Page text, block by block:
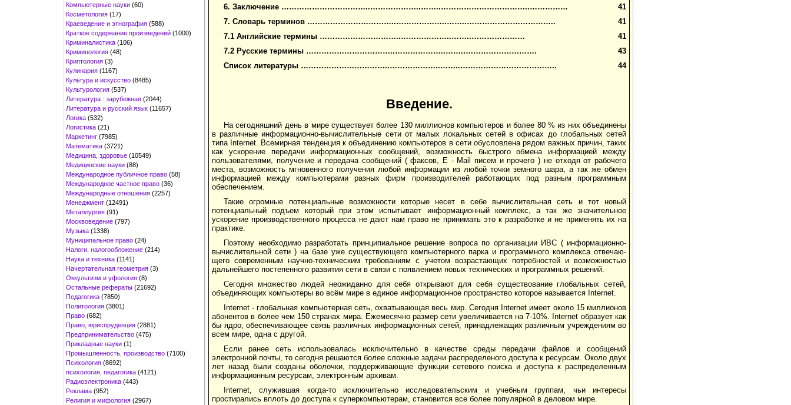
Компьютерные науки (60)
Косметология (17)
Краеведение и этнография (588)
Краткое содержание произведений (1000)
Криминалистика (106)
Криминология (48)
Криптология (3)
Кулинария (1167)
Культура и искусство (8485)
Культурология (537)
Литература : зарубежная (2044)
Литература и русский язык (11657)
Логика (532)
Логистика (21)
Маркетинг (7985)
Математика (3721)
Медицина, здоровье (10549)
Медицинские науки (88)
Международное публичное право (58)
Международное частное право (36)
Международные отношения (2257)
Менеджмент (12491)
Металлургия (91)
Москвоведение (797)
Музыка (1338)
Муниципальное право (24)
Налоги, налогообложение (214)
Наука и техника (1141)
Начертательная геометрия (3)
Оккультизм и уфология (8)
Остальные рефераты (21692)
Педагогика (7850)
Политология (3801)
Право (682)
Право, юриспруденция (2881)
Предпринимательство (475)
Прикладные науки (1)
Промышленность, производство (7100)
Психология (8692)
психология, педагогика (4121)
Радиоэлектроника (443)
Реклама (952)
Религия и мифология (2967)
6. Заключение ……………………………..………………..……..……………………………..……………
41
7. Словарь терминов ……………………………..………………..……..……………………………..
41
7.1 Английские термины …………………………..………………..……..…………………
41
7.2 Русские термины ……………………………..………………..…….….…………………….
43
Список литературы ……………………………..………………..……..……………………………….. 44
Введение.
На сегодняшний день в мире существует более 130 миллионов ком­пьютеров и бо­лее 80 % из них объединены
в различные информационно-вычислительные сети от малых локальных сетей в офисах до глобальных сетей
типа Internet. Всемирная тенденция к объ­единению компьютеров в сети обусловлена рядом важных причин, таких
как ускорение пе­редачи ин­формационных сообщений, возможность быстрого обмена информацией между
пользователями, получение и передача сообщений ( факсов, E - Mail писем и прочего ) не отходя от рабочего
места, возможность мгновенного получения любой информации из лю­бой точки земного шара, а так же об­мен
информацией между компьютерами разных фирм производителей ра­бо­тающих под разным программным
обеспечением.
Такие огромные потенциальные возможности которые несет в себе вычислитель­ная сеть и тот новый
потенциальный подъем который при этом испытывает информацион­ный комплекс, а так же значительное
ускорение производственного процесса не дают нам право не принимать это к разра­ботке и не применять их на
практике.
Поэтому необходимо разработать принципиальное решение вопроса по организа­ции ИВС ( информационно-
вычислительной сети ) на базе уже существующего компьютер­ного парка и программного комплекса отвечаю­
щего современным научно-техническим требованиям с учетом возрастаю­щих потребностей и возможностью
дальнейшего посте­пенного развития сети в связи с появлением новых технических и программных решений.
Сегодня множество людей неожиданно для себя открывают для себя существование глобальных сетей,
объединяющих компьютеры во всём мире в единое информационное пространство которое называется Internet.
Internet - глобальная компьютерная сеть, охватывающая весь мир. Сегодня Internet имеет около 15 миллионов
абонентов в более чем 150 странах мира. Ежемесячно размер сети увеличивается на 7-10%. Internet образует как
бы ядро, обеспечивающее связь различных информационных сетей, принадлежащих различным учреждениям во
всем мире, одна с другой.
Если ранее сеть использовалась исключительно в качестве среды передачи файлов и сообщений
электронной почты, то сегодня решаются более сложные задачи распределеного доступа к ресурсам. Около двух
лет назад были созданы оболочки, поддерживающие функции сетевого поиска и доступа к распределенным
информационным ресурсам, электронным архивам.
Internet, служившая когда-то исключительно исследовательским и учебным группам, чьи интересы
простирались вплоть до доступа к суперкомпьютерам, становится все более популярной в деловом мире.